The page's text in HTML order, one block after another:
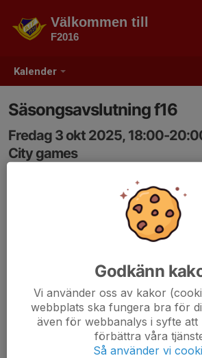
Kalender
Välkommen till
F2016
Säsongsavslutning f16
Fredag 3 okt 2025, 18:00-
City games
Samling: 17:00, Coop parkeringen
Godkänn
Vi använder oss av kakor
webbplats ska fungera bra för
även för webbanalys i syfte att
förbättra våra
Så använder vi